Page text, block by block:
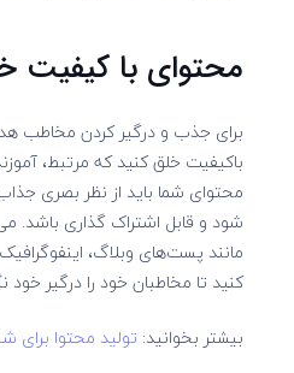
محتوای با کیفیت
برای جذب و درگیر کردن مخاطب
باکیفیت خلق کنید که مرتبط،
محتوای شما باید از نظر بصری
شود و قابل اشتراک گذاری باشد.
مانند پست‌های وبلاگ،
کنید تا مخاطبان خود را درگیر خود
بیشتر بخوانید: تولید محتوا برای